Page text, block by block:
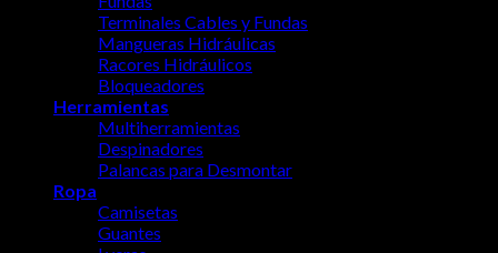
Terminales Cables y Fundas
Mangueras Hidráulicas
Racores Hidráulicos
Bloqueadores
Herramientas
Multiherramientas
Despinadores
Palancas para Desmontar
Ropa
Camisetas
Guantes